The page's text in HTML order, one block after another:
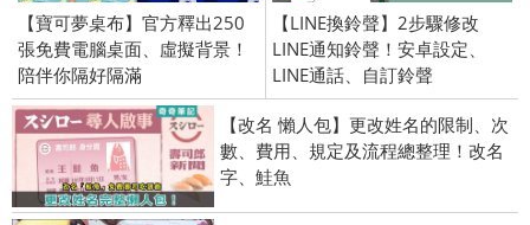
【寶可夢桌布】官方釋出250
張免費電腦桌面、虛擬背景！
陪伴你隔好隔滿
【LINE換鈴聲】2步驟修改
LINE通知鈴聲！安卓設定、
LINE通話、自訂鈴聲
【改名 懶人包】更改姓名的限制、次
數、費用、規定及流程總整理！改名
字、鮭魚